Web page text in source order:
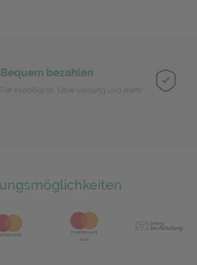
Bequem bezahlen
Per Kreditkarte, Überweisung und mehr